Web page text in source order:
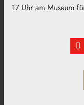
17 Uhr am Museum